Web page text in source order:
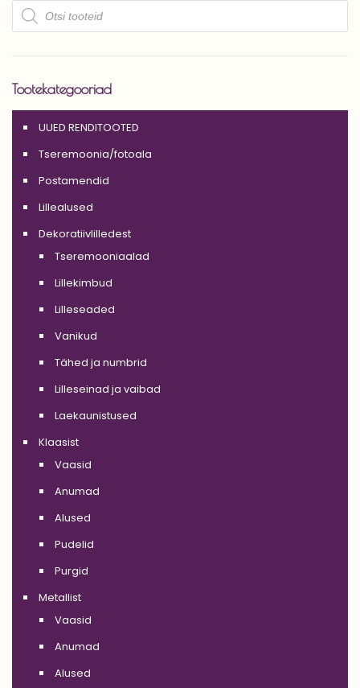
Products
search
Tootekategooriad
UUED RENDITOOTED
Tseremoonia/fotoala
Postamendid
Lillealused
Dekoratiivlilledest
Tseremooniaalad
Lillekimbud
Lilleseaded
Vanikud
Tähed ja numbrid
Lilleseinad ja vaibad
Laekaunistused
Klaasist
Vaasid
Anumad
Alused
Pudelid
Purgid
Metallist
Vaasid
Anumad
Alused